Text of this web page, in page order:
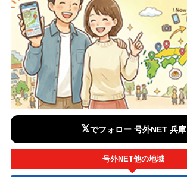
𝕏でフォロー 号外NET 兵庫
号外NET他の地域